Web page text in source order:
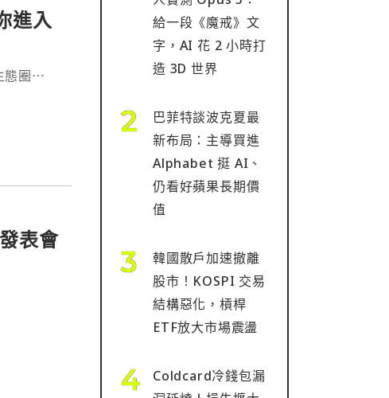
進入
態圈⋯
表會
給一段《魔戒》文
字，AI 花 2 小時打
造 3D 世界
巴菲特談波克夏最
新布局：主導買進
Alphabet 挺 AI、
仍看好蘋果長期價
值
韓國散戶加速撤離
股市！KOSPI 交易
結構惡化，槓桿
ETF放大市場震盪
Coldcard冷錢包漏